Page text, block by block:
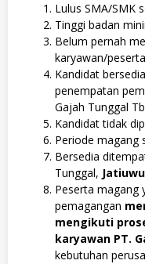
Lulus SMA/SMK
Tinggi badan
Belum pernah
karyawan/
Kandidat
penempatan
Gajah Tunggal
Kandidat tidak
Periode magang
Bersedia
Tunggal,
Peserta magang
pemagangan
mengikuti
karyawan PT.
kebutuhan